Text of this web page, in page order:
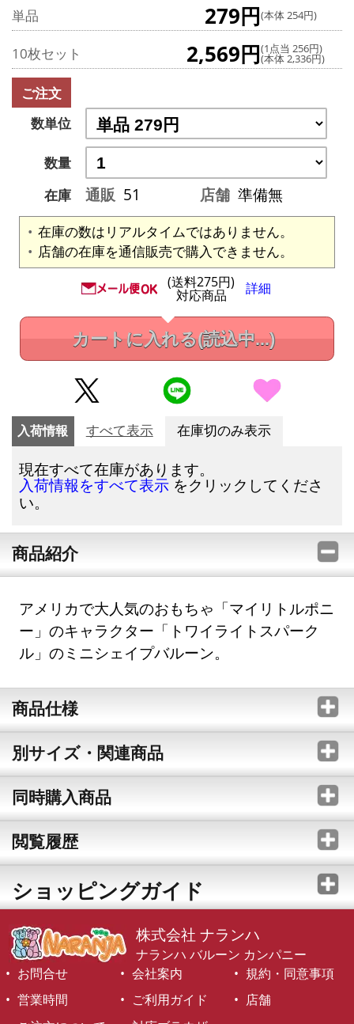
単品 279円(本体 254円)
10枚セット 2,569円(1点当 256円)
(本体 2,336円)
ご注文
数単位
数量
在庫
通販 51 店舗 準備無
在庫の数はリアルタイムではありません。
店舗の在庫を通信販売で購入できません。
(送料275円)
対応商品 詳細
カートに入れる(読込中...)
入荷情報 すべて表示 在庫切のみ表示
現在すべて在庫があります。
入荷情報をすべて表示 をクリックしてくださ
い。
商品紹介
アメリカで大人気のおもちゃ「マイリトルポニ
ー」のキャラクター「トワイライトスパーク
ル」のミニシェイプバルーン。
商品仕様
別サイズ・関連商品
同時購入商品
閲覧履歴
ショッピングガイド
株式会社 ナランハ
ナランハ バルーン カンパニー
お問合せ
会社案内
規約・同意事項
営業時間
ご利用ガイド
店舗